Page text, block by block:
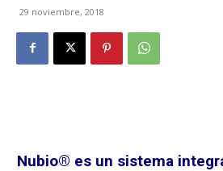
29 noviembre, 2018
Nubio® es un sistema